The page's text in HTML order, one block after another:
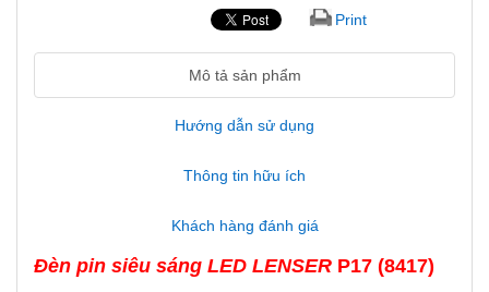
Print
Mô tả sản phẩm
Hướng dẫn sử dụng
Thông tin hữu ích
Khách hàng đánh giá
Đèn pin siêu sáng LED LENSER P17 (8417)